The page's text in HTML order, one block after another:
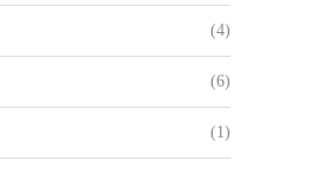
(4)
(6)
(1)